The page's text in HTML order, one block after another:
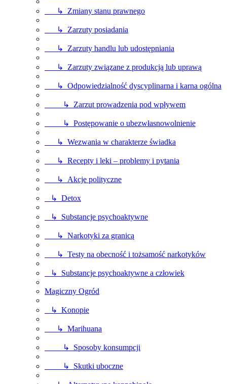
↳ Zmiany stanu prawnego
↳ Zarzuty posiadania
↳ Zarzuty handlu lub udostępniania
↳ Zarzuty związane z produkcją lub uprawą
↳ Odpowiedzialność dyscyplinarna i karna ogólna
↳ Zarzut prowadzenia pod wpływem
↳ Postępowanie o ubezwłasnowolnienie
↳ Wezwania w charakterze świadka
↳ Recepty i leki – problemy i pytania
↳ Akcje polityczne
↳ Detox
↳ Substancje psychoaktywne
↳ Narkotyki za granicą
↳ Testy na obecność i tożsamość narkotyków
↳ Substancje psychoaktywne a człowiek
Magiczny Ogród
↳ Konopie
↳ Marihuana
↳ Sposoby konsumpcji
↳ Skutki uboczne